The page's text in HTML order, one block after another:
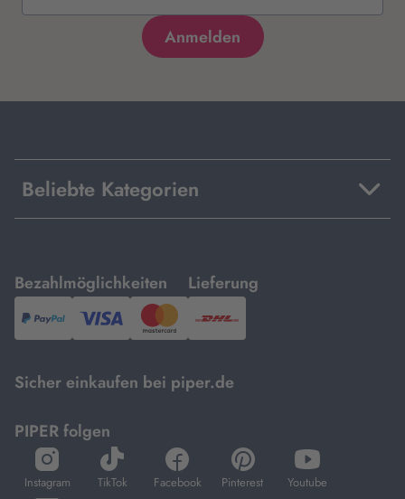
Beliebte Kategorien
Bezahlmöglichkeiten
mit
PayPal,Visa
und
Lieferung
mit
DHL.
Sicher einkaufen bei piper.de
PIPER folgen
Instagram
öffnet
in
TikTok
öffnet
in
Facebook
öffnet
in
Pinterest
öffnet
in
Youtube
öffnet
in